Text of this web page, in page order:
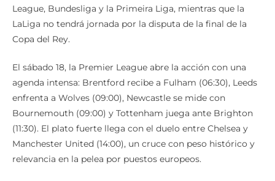
League, Bundesliga y la Primeira Liga, mientras que la
LaLiga no tendrá jornada por la disputa de la final de la
Copa del Rey.
El sábado 18, la Premier League abre la acción con una
agenda intensa: Brentford recibe a Fulham (06:30), Leeds
enfrenta a Wolves (09:00), Newcastle se mide con
Bournemouth (09:00) y Tottenham juega ante Brighton
(11:30). El plato fuerte llega con el duelo entre Chelsea y
Manchester United (14:00), un cruce con peso histórico y
relevancia en la pelea por puestos europeos.